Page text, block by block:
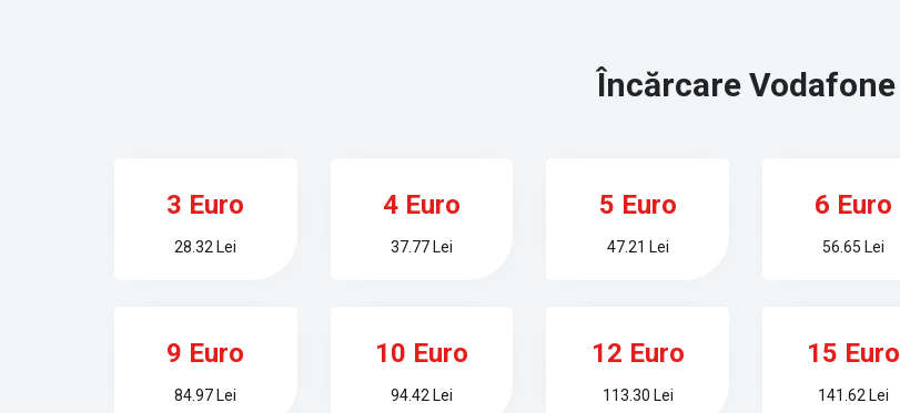
Încărcare Vodafone
3 Euro
28.32 Lei
4 Euro
37.77 Lei
5 Euro
47.21 Lei
6 Euro
56.65 Lei
9 Euro
84.97 Lei
10 Euro
94.42 Lei
12 Euro
113.30 Lei
15 Euro
141.62 Lei